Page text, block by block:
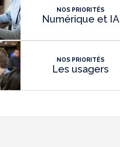
NOS PRIORITÉS
Numérique et IA
NOS PRIORITÉS
Les usagers